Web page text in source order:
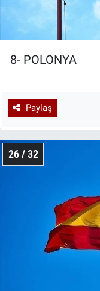
8- POLONYA
Paylaş
26 / 32